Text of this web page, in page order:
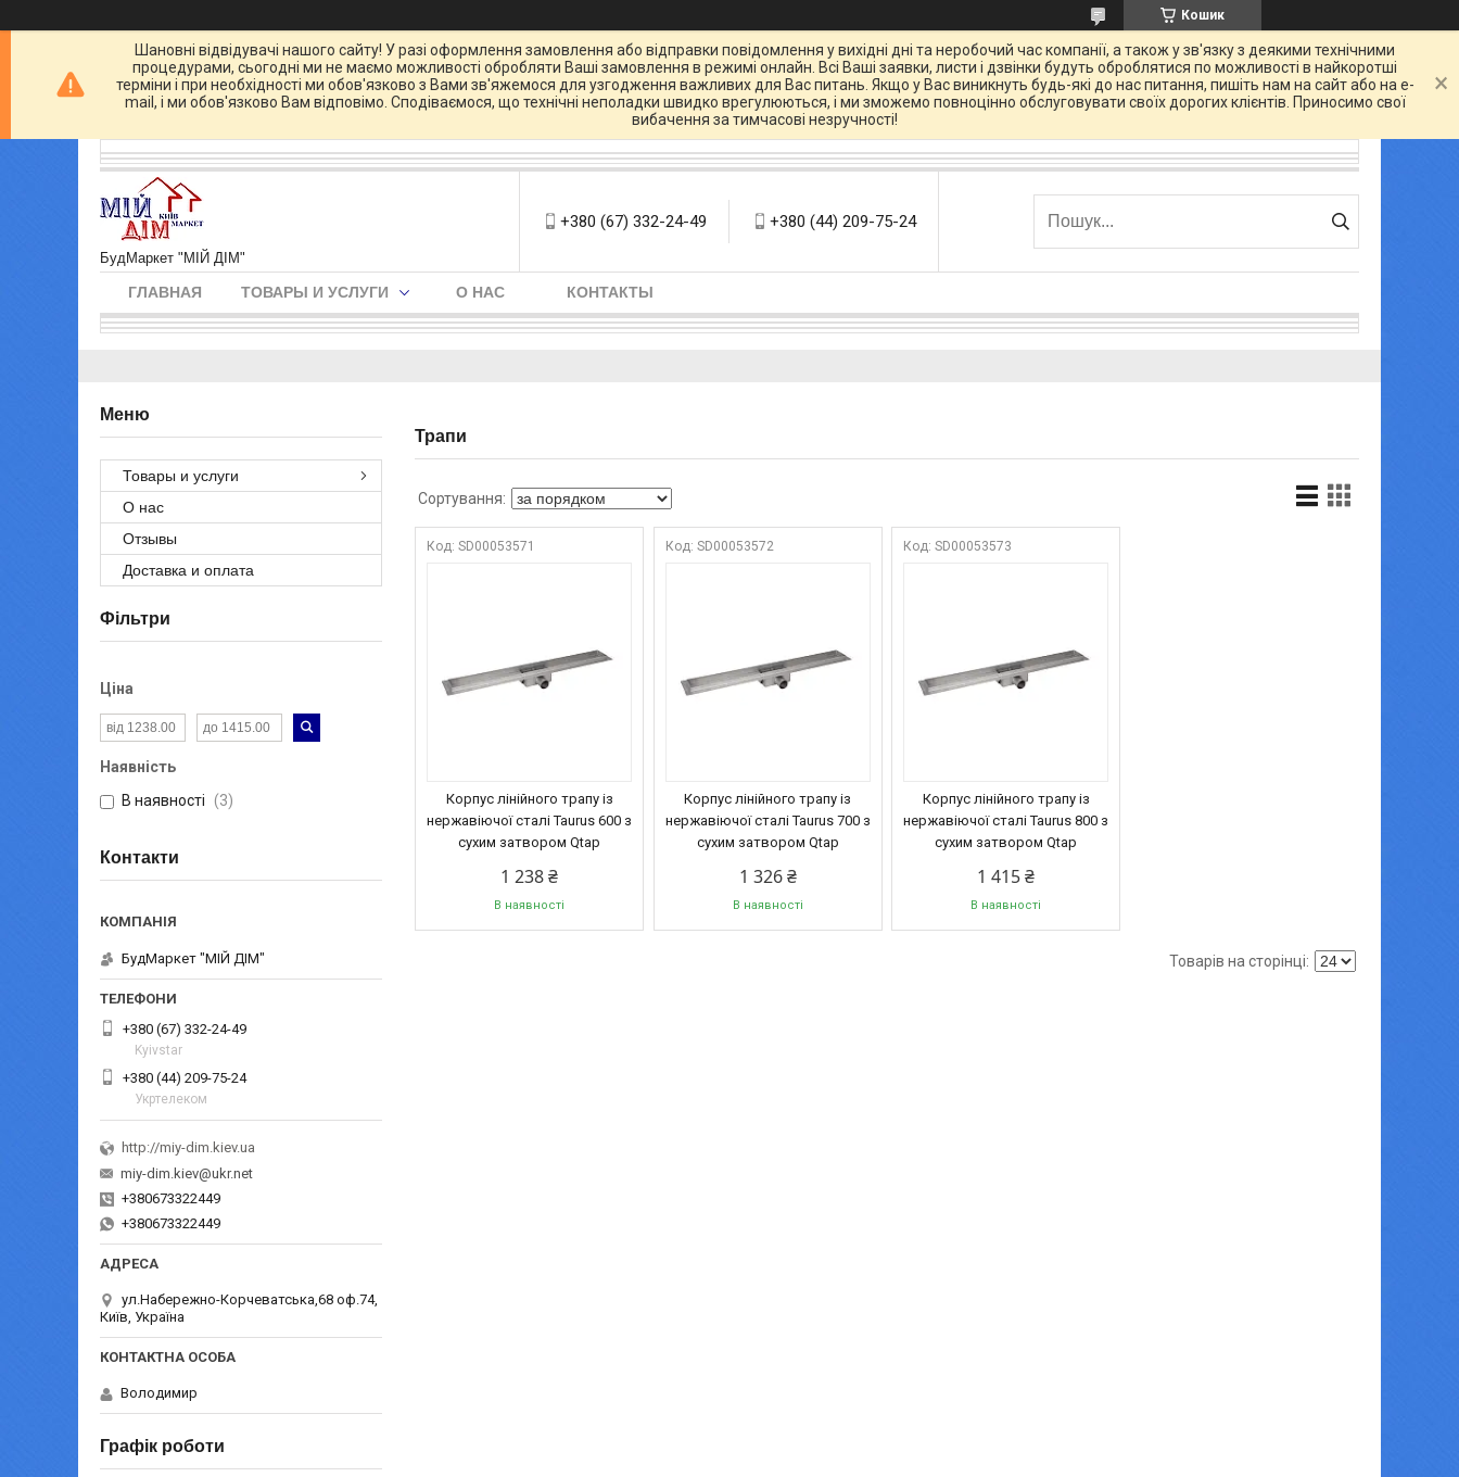
Кошик
Шановні відвідувачі нашого сайту! У разі оформлення замовлення або відправки повідомлення у вихідні дні та неробочий час компанії, а також у зв'язку з деякими технічними
процедурами, сьогодні ми не маємо можливості обробляти Ваші замовлення в режимі онлайн. Всі Ваші заявки, листи і дзвінки будуть оброблятися по можливості в найкоротші
терміни і при необхідності ми обов'язково з Вами зв'яжемося для узгодження важливих для Вас питань. Якщо у Вас виникнуть будь-які до нас питання, пишіть нам на сайт або на e-
mail, і ми обов'язково Вам відповімо. Сподіваємося, що технічні неполадки швидко врегулюються, і ми зможемо повноцінно обслуговувати своїх дорогих клієнтів. Приносимо свої
вибачення за тимчасові незручності!
БудМаркет "МІЙ ДІМ"
+380 (67) 332-24-49 +380 (44) 209-75-24
ГЛАВНАЯ ТОВАРЫ И УСЛУГИ О НАС КОНТАКТЫ
Трапи
SD00053571
Корпус лінійного трапу із
нержавіючої сталі Taurus 600 з
сухим затвором Qtap
1 238 ₴
В наявності
SD00053572
Корпус лінійного трапу із
нержавіючої сталі Taurus 700 з
сухим затвором Qtap
1 326 ₴
В наявності
SD00053573
Корпус лінійного трапу із
нержавіючої сталі Taurus 800 з
сухим затвором Qtap
1 415 ₴
В наявності
Товары и услуги
О нас
Отзывы
Доставка и оплата
Фільтри
Ціна
Наявність
В наявності
3
Контакти
БудМаркет "МІЙ ДІМ"
+380 (67) 332-24-49
Kyivstar
+380 (44) 209-75-24
Укртелеком
http://miy-dim.kiev.ua
miy-dim.kiev@ukr.net
+380673322449
+380673322449
ул.Набережно-Корчеватська,68 оф.74,
Київ, Україна
Володимир
Графік роботи